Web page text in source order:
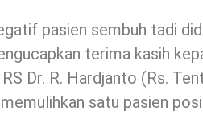
pasien sembuh tadi
terima kasih
Dr. R. Hardjanto (Rs.
satu pasien